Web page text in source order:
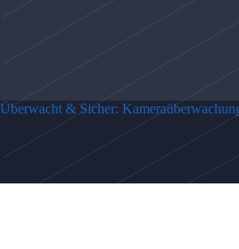
Überwacht & Sicher: